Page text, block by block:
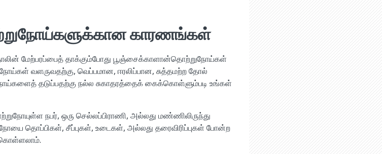
காரணங்கள்
மேற்பரப்பைத் தாக்கும்போது பூஞ்சைக்காளான்தொற்றுநோய்கள்
வளருவதற்கு, வெப்பமான, ஈரலிப்பான, சுத்தமற்ற தோல்
தடுப்பதற்கு நல்ல சுகாதரத்தைக் கைக்கொள்ளும்படி உங்கள்
நபர், ஒரு செல்லப்பிராணி, அல்லது மண்ணிலிருந்து
தொப்பிகள், சீப்புகள், உடைகள், அல்லது தரைவிரிப்புகள் போன்ற